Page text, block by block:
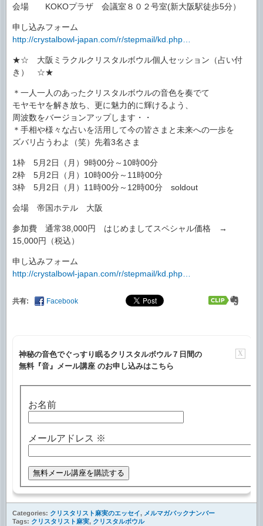
会場 KOKOプラザ 会議室８０２号室(新大阪駅徒歩5分）
申し込みフォーム
http://crystalbowl-japan.com/r/stepmail/kd.php…
★☆ 大阪ミラクルクリスタルボウル個人セッション（占い付
き） ☆★
＊一人一人のあったクリスタルボウルの音色を奏でて
モヤモヤを解き放ち、更に魅力的に輝けるよう、
周波数をバージョンアップします・・
＊手相や様々な占いを活用して今の皆さまと未来への一歩を
ズバリ占うわよ（笑）先着3名さま
1枠 5月2日（月）9時00分～10時00分
2枠 5月2日（月）10時00分～11時00分
3枠 5月2日（月）11時00分～12時00分 soldout
会場 帝国ホテル 大阪
参加費 通常38,000円 はじめましてスペシャル価格 →
15,000円（税込）
申し込みフォーム
http://crystalbowl-japan.com/r/stepmail/kd.php…
共有: Facebook
X
神秘の音色でぐっすり眠るクリスタルボウル７日間の
無料『音』メール講座 のお申し込みはこちら
お名前
メールアドレス ※
Categories: クリスタリスト麻実のエッセイ, メルマガバックナンバー
Tags: クリスタリスト麻実, クリスタルボウル